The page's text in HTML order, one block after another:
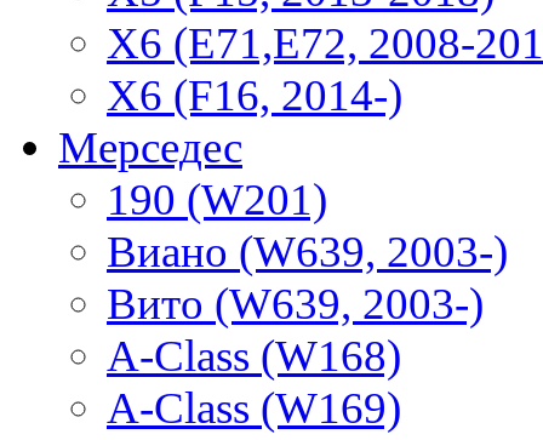
X6 (E71,E72, 2008-
X6 (F16, 2014-)
Мерседес
190 (W201)
Виано (W639, 2003-)
Вито (W639, 2003-)
A-Class (W168)
A-Class (W169)